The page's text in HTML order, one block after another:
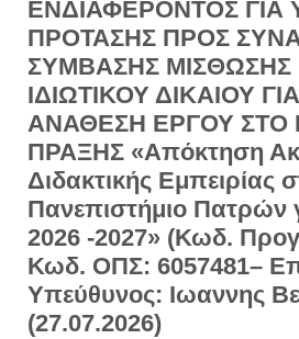
ΕΝΔΙΑΦΕΡΟΝΤΟΣ ΓΙΑ
ΠΡΟΤΑΣΗΣ ΠΡΟΣ
ΣΥΜΒΑΣΗΣ ΜΙΣΘΩΣΗΣ
ΙΔΙΩΤΙΚΟΥ ΔΙΚΑΙΟΥ
ΑΝΑΘΕΣΗ ΕΡΓΟΥ ΣΤΟ
ΠΡΑΞΗΣ «Απόκτηση
Διδακτικής Εμπειρίας
Πανεπιστήμιο Πατρών
2026 -2027» (Κωδ.
Κωδ. ΟΠΣ: 6057481–
Υπεύθυνος: Ιωαννης
(27.07.2026)